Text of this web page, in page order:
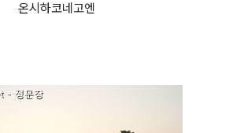
온시하코네고엔